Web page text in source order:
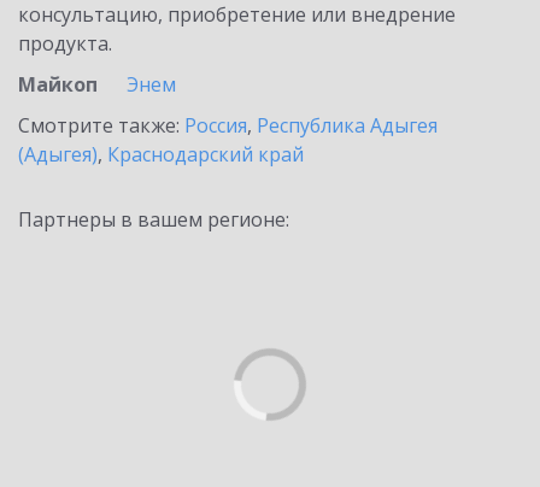
консультацию, приобретение или внедрение
продукта.
Майкоп
Энем
Смотрите также: Россия, Республика Адыгея
(Адыгея), Краснодарский край
Партнеры в вашем регионе: